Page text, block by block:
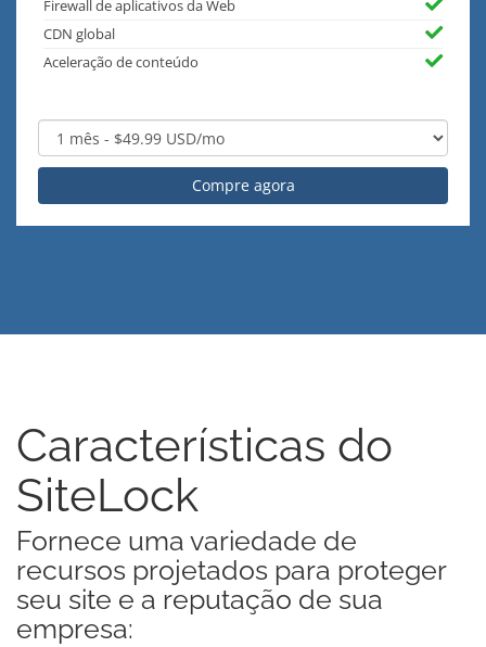
Firewall de aplicativos da Web
CDN global
Aceleração de conteúdo
Compre agora
Características do
SiteLock
Fornece uma variedade de
recursos projetados para proteger
seu site e a reputação de sua
empresa: